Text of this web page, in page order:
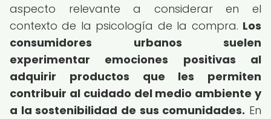
aspecto relevante a considerar en el
contexto de la psicología de la compra. Los
consumidores urbanos suelen
experimentar emociones positivas al
adquirir productos que les permiten
contribuir al cuidado del medio ambiente y
a la sostenibilidad de sus comunidades. En